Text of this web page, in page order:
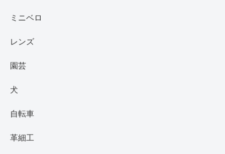
ミニベロ
レンズ
園芸
犬
自転車
革細工